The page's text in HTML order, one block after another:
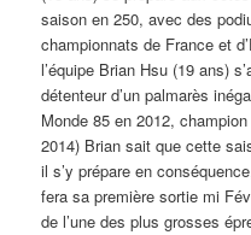
saison en 250, avec des
championnats de France et
l’équipe Brian Hsu (19 ans)
détenteur d’un palmarès
Monde 85 en 2012,
2014) Brian sait que cette
il s’y prépare en
fera sa première sortie mi
de l’une des plus grosses